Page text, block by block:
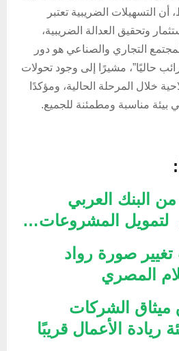
التسهيلات الضريبية تعتبر
وتحقيق العدالة الضريبية،
التجاري والصناعي هو دور
حاليًا”، مشيرًا إلى وجود تحولات
خلال المرحلة الحالية، ومؤكدًا
في بيئة مناسبة ومطمئنة للجميع.
من البنك العربي
لتمويل المشروعات…
تغيير صورة رواد
المصري
ميثاق الشركات
ريادة الأعمال قريبًا